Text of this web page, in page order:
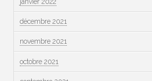
décembre 2021
novembre 2021
octobre 2021